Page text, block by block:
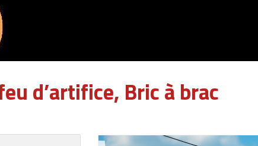
d’artifice, Bric à brac